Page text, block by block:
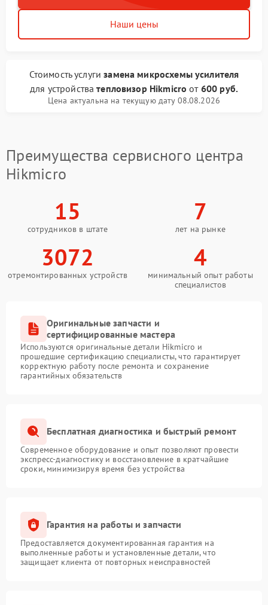
Наши цены
Стоимость услугизамена микросхемы усилителя
для устройстватепловизор Hikmicro от 600 руб.
Цена актуальна на текущую дату 08.08.2026
Преимущества сервисного центра
Hikmicro
15
сотрудников в штате
7
лет на рынке
3072
отремонтированных устройств
4
минимальный опыт работы
специалистов
Оригинальные запчасти и
сертифицированные мастера
Используются оригинальные детали Hikmicro и
прошедшие сертификацию специалисты, что гарантирует
корректную работу после ремонта и сохранение
гарантийных обязательств
Бесплатная диагностика и быстрый ремонт
Современное оборудование и опыт позволяют провести
экспресс-диагностику и восстановление в кратчайшие
сроки, минимизируя время без устройства
Гарантия на работы и запчасти
Предоставляется документированная гарантия на
выполненные работы и установленные детали, что
защищает клиента от повторных неисправностей